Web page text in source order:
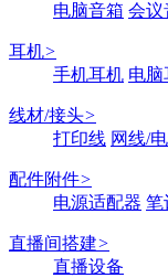
电脑音箱 会议
耳机>
手机耳机 电脑
线材/接头>
打印线 网线/
配件附件>
电源适配器 笔
直播间搭建>
直播设备